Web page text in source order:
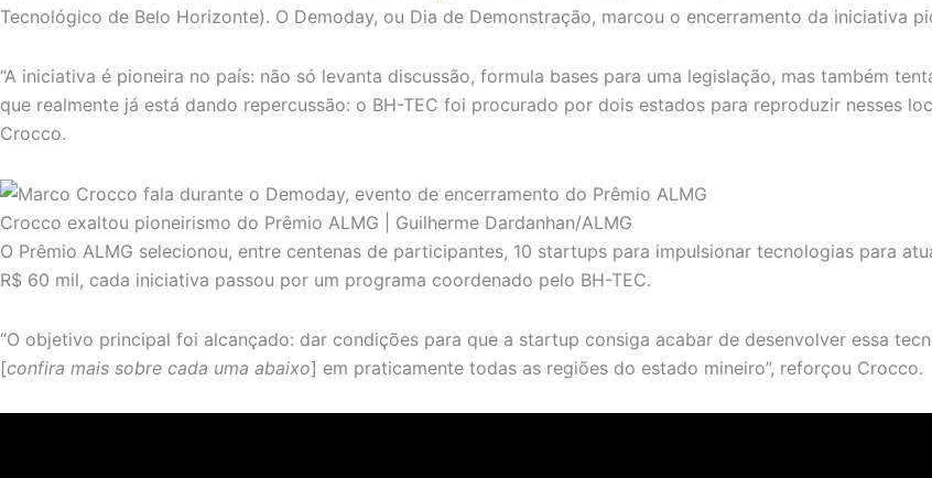
Tecnológico de Belo Horizonte). O Demoday, ou Dia de Demonstração, marcou o encerramento da iniciativa
“A iniciativa é pioneira no país: não só levanta discussão, formula bases para uma legislação, mas também
que realmente já está dando repercussão: o BH-TEC foi procurado por dois estados para reproduzir nesses
Crocco.
Crocco exaltou pioneirismo do Prêmio ALMG | Guilherme Dardanhan/ALMG
O Prêmio ALMG selecionou, entre centenas de participantes, 10 startups para impulsionar tecnologias para
R$ 60 mil, cada iniciativa passou por um programa coordenado pelo BH-TEC.
“O objetivo principal foi alcançado: dar condições para que a startup consiga acabar de desenvolver essa
[confira mais sobre cada uma abaixo] em praticamente todas as regiões do estado mineiro”, reforçou Crocco.